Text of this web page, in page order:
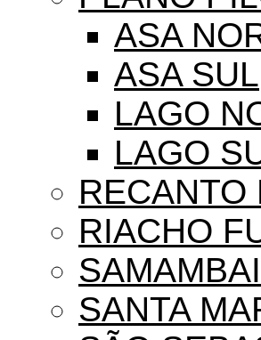
ASA
ASA SUL
LAGO
LAGO
RECANTO
RIACHO
SANTA